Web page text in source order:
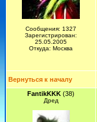
Сообщения: 1327
Зарегистрирован:
25.05.2005
Откуда: Москва
Вернуться к началу
FantikKKK (38)
Дред